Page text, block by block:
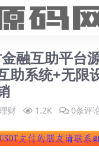
金融互助平台
助系统+无限
财 1.2K 0条评